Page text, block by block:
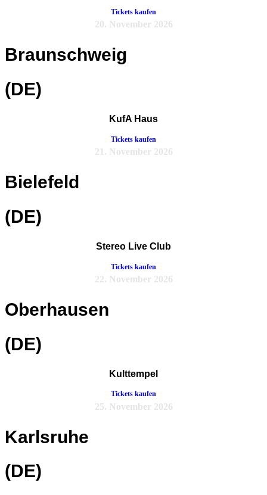
Tickets kaufen
20. November 2026
Braunschweig
(DE)
KufA Haus
Tickets kaufen
21. November 2026
Bielefeld
(DE)
Stereo Live Club
Tickets kaufen
22. November 2026
Oberhausen
(DE)
Kulttempel
Tickets kaufen
25. November 2026
Karlsruhe
(DE)